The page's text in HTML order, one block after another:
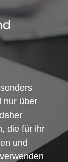
nur über
die für ihr
und